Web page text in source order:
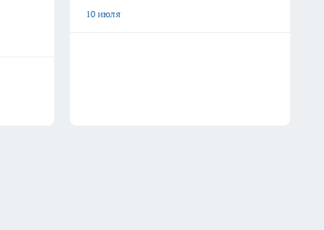
10 июля